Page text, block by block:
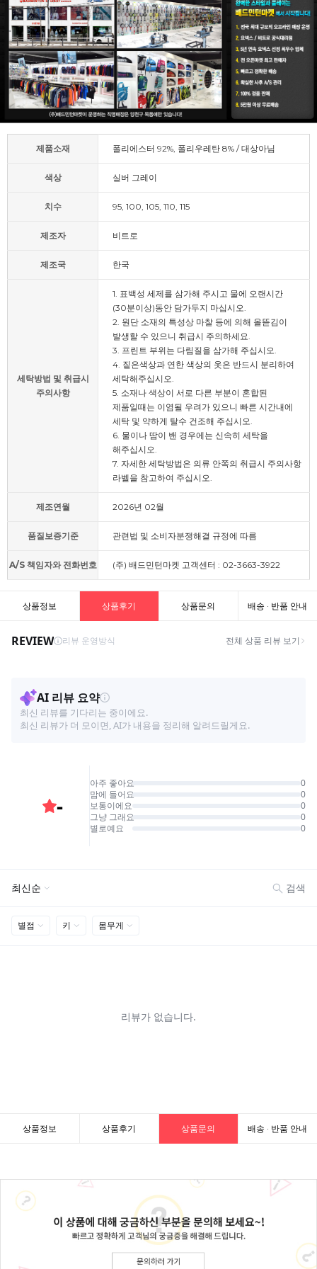
제품소재 폴리에스터 92%, 폴리우레탄 8% / 대상아님
색상 실버 그레이
치수 95, 100, 105, 110, 115
제조자 비트로
제조국 한국
세탁방법 및 취급시
주의사항
1. 표백성 세제를 삼가해 주시고 물에 오랜시간
(30분이상)동안 담가두지 마십시오.
2. 원단 소재의 특성상 마찰 등에 의해 올뜯김이
발생할 수 있으니 취급시 주의하세요.
3. 프린트 부위는 다림질을 삼가해 주십시오.
4. 짙은색상과 연한 색상의 옷은 반드시 분리하여
세탁해주십시오.
5. 소재나 색상이 서로 다른 부분이 혼합된
제품일때는 이염될 우려가 있으니 빠른 시간내에
세탁 및 약하게 탈수 건조해 주십시오.
6. 물이나 땀이 밴 경우에는 신속히 세탁을
해주십시오.
7. 자세한 세탁방법은 의류 안쪽의 취급시 주의사항
라벨을 참고하여 주십시오.
제조연월 2026년 02월
품질보증기준 관련법 및 소비자분쟁해결 규정에 따름
A/S 책임자와 전화번호 (주) 배드민턴마켓 고객센터 : 02-3663-3922
상품정보 상품후기 상품문의 배송 · 반품 안내
상품정보 상품후기 상품문의 배송 · 반품 안내